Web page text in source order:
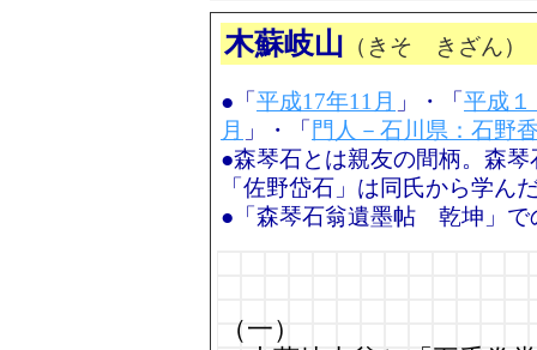
木蘇岐山 （きそ きざん）
●「 平成17年11月 」・「 平成
月 」・「 門人－石川県：石野
●森琴石とは親友の間柄。森
「佐野岱石」は同氏から学ん
●「森琴石翁遺墨帖 乾坤」
（一）